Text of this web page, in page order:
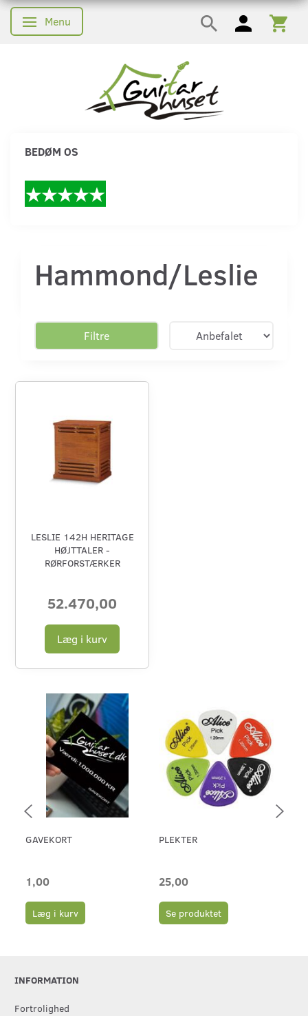
Skifte navigation
Menu
BEDØM OS
Hammond/Leslie
Filtre
LESLIE 142H HERITAGE
HØJTTALER -
RØRFORSTÆRKER
52.470,00
Læg i kurv
GAVEKORT
1,00
Læg i kurv
PLEKTER
25,00
Se produktet
INFORMATION
Fortrolighed